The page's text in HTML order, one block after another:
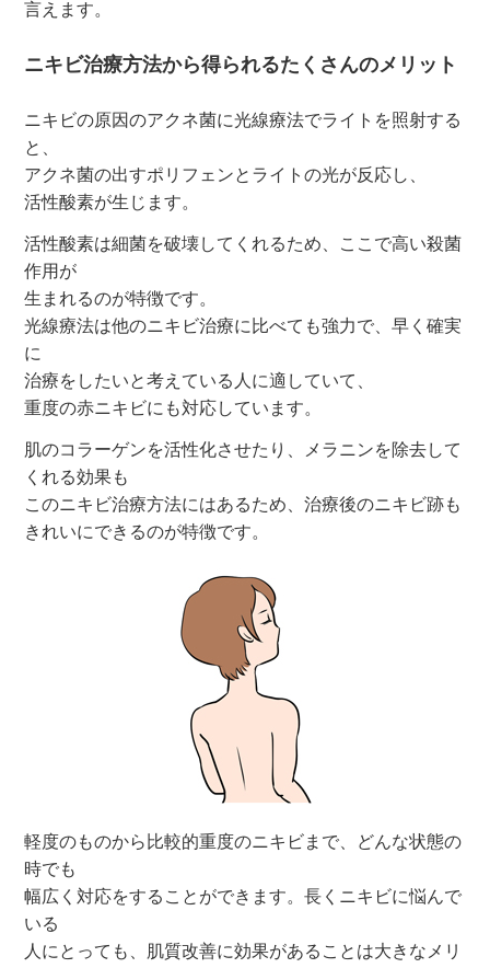
言えます。
ニキビ治療方法から得られるたくさんのメリット
ニキビの原因のアクネ菌に光線療法でライトを照射する
と、
アクネ菌の出すポリフェンとライトの光が反応し、
活性酸素が生じます。
活性酸素は細菌を破壊してくれるため、ここで高い殺菌
作用が
生まれるのが特徴です。
光線療法は他のニキビ治療に比べても強力で、早く確実
に
治療をしたいと考えている人に適していて、
重度の赤ニキビにも対応しています。
肌のコラーゲンを活性化させたり、メラニンを除去して
くれる効果も
このニキビ治療方法にはあるため、治療後のニキビ跡も
きれいにできるのが特徴です。
軽度のものから比較的重度のニキビまで、どんな状態の
時でも
幅広く対応をすることができます。長くニキビに悩んで
いる
人にとっても、肌質改善に効果があることは大きなメリ